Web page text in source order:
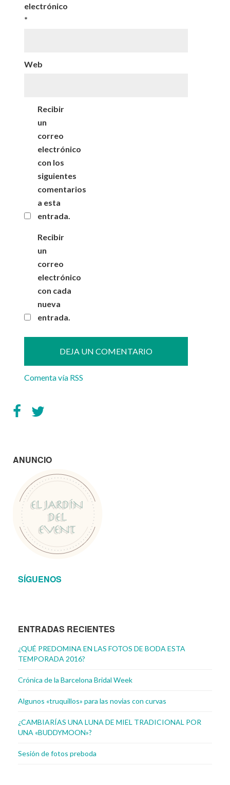
electrónico
*
Web
Recibir
un
correo
electrónico
con los
siguientes
comentarios
a esta
entrada.
Recibir
un
correo
electrónico
con cada
nueva
entrada.
Comenta vía RSS
ANUNCIO
SÍGUENOS
ENTRADAS RECIENTES
¿QUÉ PREDOMINA EN LAS FOTOS DE BODA ESTA
TEMPORADA 2016?
Crónica de la Barcelona Bridal Week
Algunos «truquillos» para las novias con curvas
¿CAMBIARÍAS UNA LUNA DE MIEL TRADICIONAL POR
UNA «BUDDYMOON»?
Sesión de fotos preboda